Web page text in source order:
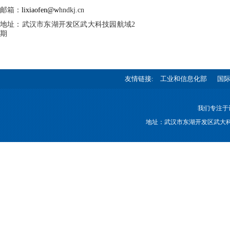
邮箱： lixiaofen@whndkj.cn
地址：武汉市东湖开发区武大科技园航域2
期
友情链接: 工业和信息化部 国
我们专注
地址：武汉市东湖开发区武大